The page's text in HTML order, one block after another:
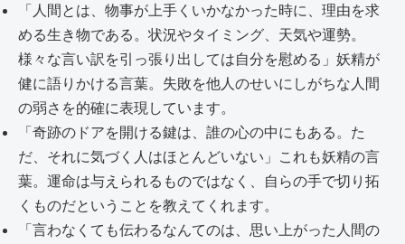
「人間とは、物事が上手くいかなかった時に、理由を求
める生き物である。状況やタイミング、天気や運勢。
様々な言い訳を引っ張り出しては自分を慰める」妖精が
健に語りかける言葉。失敗を他人のせいにしがちな人間
の弱さを的確に表現しています。
「奇跡のドアを開ける鍵は、誰の心の中にもある。た
だ、それに気づく人はほとんどいない」これも妖精の言
葉。運命は与えられるものではなく、自らの手で切り拓
くものだということを教えてくれます。
「言わなくても伝わるなんてのは、思い上がった人間の